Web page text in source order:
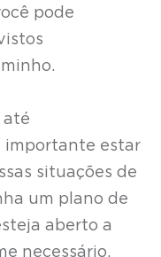
pode
até
importante estar
situações de
um plano de
aberto a
necessário.